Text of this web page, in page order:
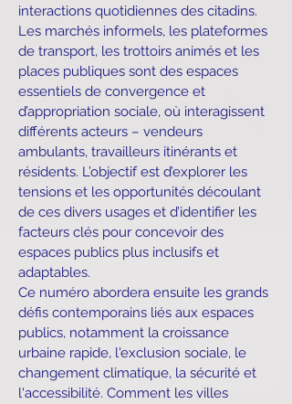
interactions quotidiennes des citadins.
Les marchés informels, les plateformes
de transport, les trottoirs animés et les
places publiques sont des espaces
essentiels de convergence et
d’appropriation sociale, où interagissent
différents acteurs – vendeurs
ambulants, travailleurs itinérants et
résidents. L’objectif est d’explorer les
tensions et les opportunités découlant
de ces divers usages et d’identifier les
facteurs clés pour concevoir des
espaces publics plus inclusifs et
adaptables.
Ce numéro abordera ensuite les grands
défis contemporains liés aux espaces
publics, notamment la croissance
urbaine rapide, l'exclusion sociale, le
changement climatique, la sécurité et
l'accessibilité. Comment les villes